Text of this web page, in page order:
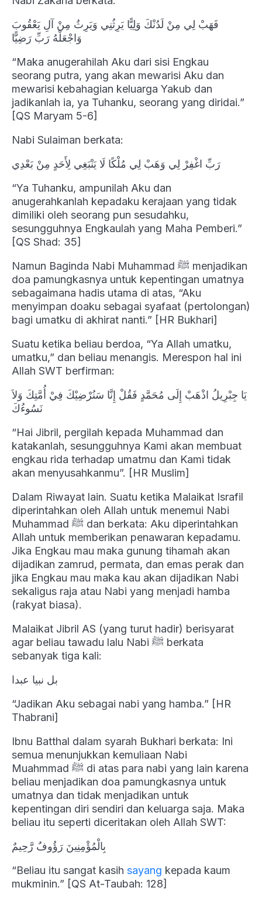
فَهَبْ لِي مِنْ لَدُنْكَ وَلِيًّا يَرِثُنِي وَيَرِثُ مِنْ آلِ يَعْقُوبَ
وَاجْعَلْهُ رَبِّ رَضِيًّا
“Maka anugerahilah Aku dari sisi Engkau
seorang putra, yang akan mewarisi Aku dan
mewarisi kebahagian keluarga Yakub dan
jadikanlah ia, ya Tuhanku, seorang yang diridai.”
[QS Maryam 5-6]
Nabi Sulaiman berkata:
رَبِّ اغْفِرْ لِي وَهَبْ لِي مُلْكًا لَا يَنْبَغِي لِأَحَدٍ مِنْ بَعْدِي
“Ya Tuhanku, ampunilah Aku dan
anugerahkanlah kepadaku kerajaan yang tidak
dimiliki oleh seorang pun sesudahku,
sesungguhnya Engkaulah yang Maha Pemberi.”
[QS Shad: 35]
Namun Baginda Nabi Muhammad ﷺ menjadikan
doa pamungkasnya untuk kepentingan umatnya
sebagaimana hadis utama di atas, “Aku
menyimpan doaku sebagai syafaat (pertolongan)
bagi umatku di akhirat nanti.” [HR Bukhari]
Suatu ketika beliau berdoa, “Ya Allah umatku,
umatku,” dan beliau menangis. Merespon hal ini
Allah SWT berfirman:
يَا جِبْرِيلُ اذْهَبْ إِلَى مُحَمَّدٍ فَقُلْ إِنَّا سَنُرْضِيْكَ فِيْ أُمَّتِكَ وَلاَ
نَسُوءُكَ
“Hai Jibril, pergilah kepada Muhammad dan
katakanlah, sesungguhnya Kami akan membuat
engkau rida terhadap umatmu dan Kami tidak
akan menyusahkanmu”. [HR Muslim]
Dalam Riwayat lain. Suatu ketika Malaikat Israfil
diperintahkan oleh Allah untuk menemui Nabi
Muhammad ﷺ dan berkata: Aku diperintahkan
Allah untuk memberikan penawaran kepadamu.
Jika Engkau mau maka gunung tihamah akan
dijadikan zamrud, permata, dan emas perak dan
jika Engkau mau maka kau akan dijadikan Nabi
sekaligus raja atau Nabi yang menjadi hamba
(rakyat biasa).
Malaikat Jibril AS (yang turut hadir) berisyarat
agar beliau tawadu lalu Nabi ﷺ berkata
sebanyak tiga kali:
بل نبيا عبدا
“Jadikan Aku sebagai nabi yang hamba.” [HR
Thabrani]
Ibnu Batthal dalam syarah Bukhari berkata: Ini
semua menunjukkan kemuliaan Nabi
Muahmmad ﷺ di atas para nabi yang lain karena
beliau menjadikan doa pamungkasnya untuk
umatnya dan tidak menjadikan untuk
kepentingan diri sendiri dan keluarga saja. Maka
beliau itu seperti diceritakan oleh Allah SWT:
بِالْمُؤْمِنِينَ رَؤُوفٌ رَّحِيمٌ
“Beliau itu sangat kasih sayang kepada kaum
mukminin.” [QS At-Taubah: 128]